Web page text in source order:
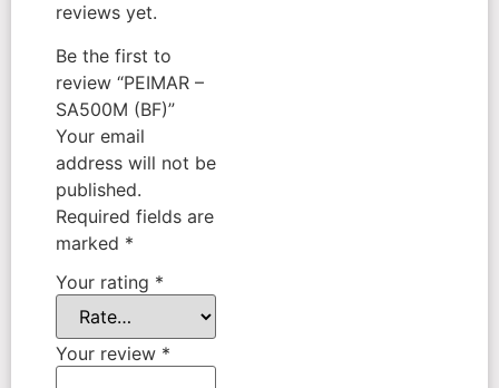
reviews yet.
Be the first to
review “PEIMAR –
SA500M (BF)”
Your email
address will not be
published.
Required fields are
marked *
Your rating *
Your review *